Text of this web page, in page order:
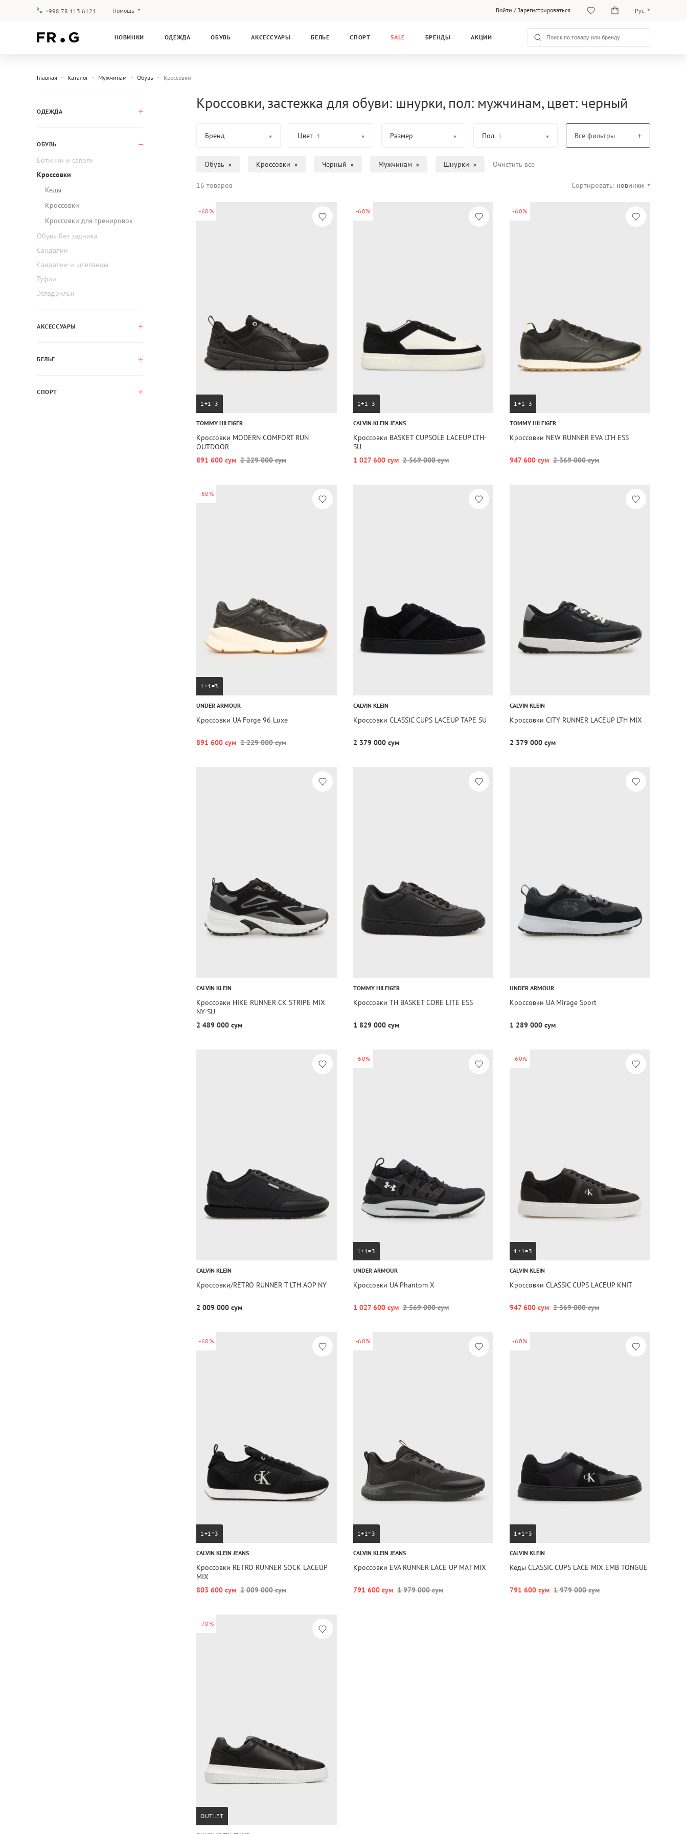
+998 78 113 6121 Помощь Войти /Зарегистрироваться Рус
Рус
НОВИНКИ ОДЕЖДА ОБУВЬ АКСЕССУАРЫ БЕЛЬЕ СПОРТ SALE БРЕНДЫ АКЦИИ
Главная Каталог Мужчинам Обувь Кроссовки
ОДЕЖДА
ОБУВЬ
Ботинки и сапоги
Кроссовки
Кеды
Кроссовки
Кроссовки для тренировок
Обувь без задника
Сандалии
Сандалии и шлепанцы
Туфли
Эспадрильи
АКСЕССУАРЫ
БЕЛЬЕ
СПОРТ
Кроссовки, застежка для обуви: шнурки, пол: мужчинам, цвет: черный
Бренд Цвет 1 Размер Пол 1 Все фильтры
Обувь Кроссовки Черный Мужчинам Шнурки Очистить все
16 товаров Сортировать: новинки
-60%
1+1=3
TOMMY HILFIGER
Кроссовки MODERN COMFORT RUN
OUTDOOR
891 600 сум 2 229 000 сум
-60%
1+1=3
CALVIN KLEIN JEANS
Кроссовки BASKET CUPSOLE LACEUP LTH-
SU
1 027 600 сум 2 569 000 сум
-60%
1+1=3
TOMMY HILFIGER
Кроссовки NEW RUNNER EVA LTH ESS
947 600 сум 2 369 000 сум
-60%
1+1=3
UNDER ARMOUR
Кроссовки UA Forge 96 Luxe
891 600 сум 2 229 000 сум
CALVIN KLEIN
Кроссовки CLASSIC CUPS LACEUP TAPE SU
2 379 000 сум
CALVIN KLEIN
Кроссовки CITY RUNNER LACEUP LTH MIX
2 379 000 сум
CALVIN KLEIN
Кроссовки HIKE RUNNER CK STRIPE MIX
NY-SU
2 489 000 сум
TOMMY HILFIGER
Кроссовки TH BASKET CORE LITE ESS
1 829 000 сум
UNDER ARMOUR
Кроссовки UA Mirage Sport
1 289 000 сум
CALVIN KLEIN
Кроссовки/RETRO RUNNER T LTH AOP NY
2 009 000 сум
-60%
1+1=3
UNDER ARMOUR
Кроссовки UA Phantom X
1 027 600 сум 2 569 000 сум
-60%
1+1=3
CALVIN KLEIN
Кроссовки CLASSIC CUPS LACEUP KNIT
947 600 сум 2 369 000 сум
-60%
1+1=3
CALVIN KLEIN JEANS
Кроссовки RETRO RUNNER SOCK LACEUP
MIX
803 600 сум 2 009 000 сум
-60%
1+1=3
CALVIN KLEIN JEANS
Кроссовки EVA RUNNER LACE UP MAT MIX
791 600 сум 1 979 000 сум
-60%
1+1=3
CALVIN KLEIN
Кеды CLASSIC CUPS LACE MIX EMB TONGUE
791 600 сум 1 979 000 сум
-70%
OUTLET